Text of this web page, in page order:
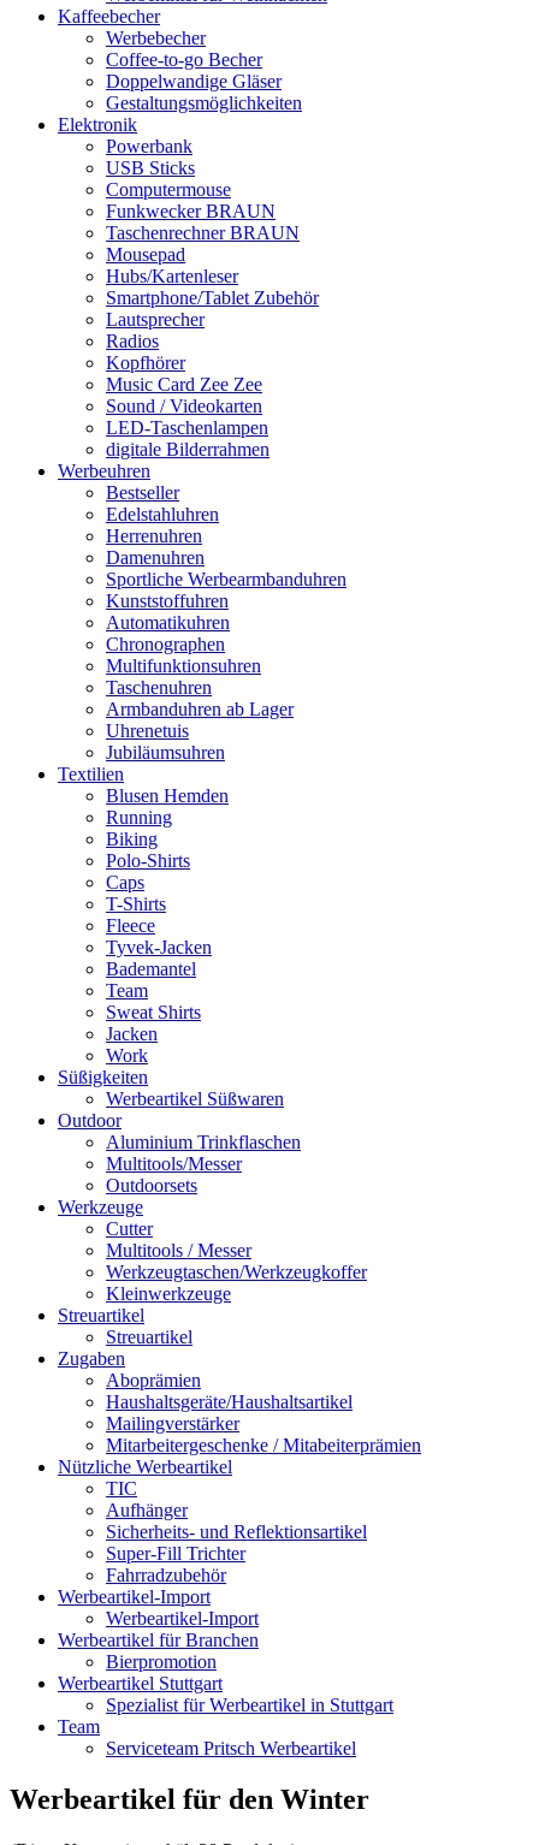
Kaffeebecher
Werbebecher
Coffee-to-go Becher
Doppelwandige Gläser
Gestaltungsmöglichkeiten
Elektronik
Powerbank
USB Sticks
Computermouse
Funkwecker BRAUN
Taschenrechner BRAUN
Mousepad
Hubs/Kartenleser
Smartphone/Tablet Zubehör
Lautsprecher
Radios
Kopfhörer
Music Card Zee Zee
Sound / Videokarten
LED-Taschenlampen
digitale Bilderrahmen
Werbeuhren
Bestseller
Edelstahluhren
Herrenuhren
Damenuhren
Sportliche Werbearmbanduhren
Kunststoffuhren
Automatikuhren
Chronographen
Multifunktionsuhren
Taschenuhren
Armbanduhren ab Lager
Uhrenetuis
Jubiläumsuhren
Textilien
Blusen Hemden
Running
Biking
Polo-Shirts
Caps
T-Shirts
Fleece
Tyvek-Jacken
Bademantel
Team
Sweat Shirts
Jacken
Work
Süßigkeiten
Werbeartikel Süßwaren
Outdoor
Aluminium Trinkflaschen
Multitools/Messer
Outdoorsets
Werkzeuge
Cutter
Multitools / Messer
Werkzeugtaschen/Werkzeugkoffer
Kleinwerkzeuge
Streuartikel
Streuartikel
Zugaben
Aboprämien
Haushaltsgeräte/Haushaltsartikel
Mailingverstärker
Mitarbeitergeschenke / Mitabeiterprämien
Nützliche Werbeartikel
TIC
Aufhänger
Sicherheits- und Reflektionsartikel
Super-Fill Trichter
Fahrradzubehör
Werbeartikel-Import
Werbeartikel-Import
Werbeartikel für Branchen
Bierpromotion
Werbeartikel Stuttgart
Spezialist für Werbeartikel in Stuttgart
Team
Serviceteam Pritsch Werbeartikel
Werbeartikel für den Winter